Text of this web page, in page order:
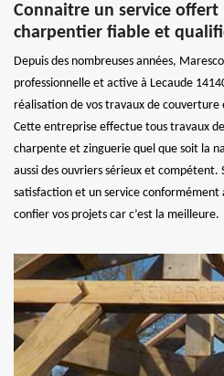
Connaitre un service
charpentier fiable et
Depuis des nombreuses années,
professionnelle et active à Lecaude
réalisation de vos travaux de
Cette entreprise effectue tous travaux
charpente et zinguerie quel que soit la
aussi des ouvriers sérieux et compétent.
satisfaction et un service conformément
confier vos projets car c’est la meilleure.